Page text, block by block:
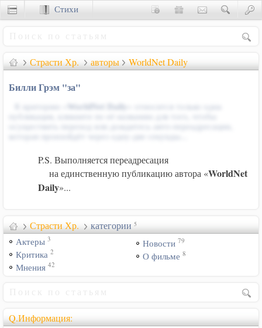
Страсти Хр. авторы WorldNet Daily
Билли Грэм "за"
P.S. Выполняется переадресация
на единственную публикацию автора «WorldNet
Daily»...
Страсти Хр. категории 5
Актеры 3
Критика 2
Мнения 42
Новости 79
О фильме 8
Q.Информация:
Стихи